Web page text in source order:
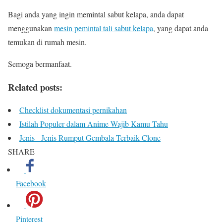
Bagi anda yang ingin memintal sabut kelapa, anda dapat
menggunakan mesin pemintal tali sabut kelapa, yang dapat anda
temukan di rumah mesin.
Semoga bermanfaat.
Related posts:
Checklist dokumentasi pernikahan
Istilah Populer dalam Anime Wajib Kamu Tahu
Jenis - Jenis Rumput Gembala Terbaik Clone
SHARE
Facebook
Pinterest